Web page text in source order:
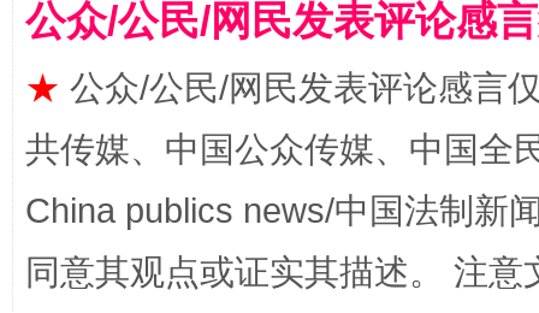
公众/公民/网民发表评论感
★ 公众/公民/网民发表评论感言
共传媒、中国公众传媒、中国全
China publics news/中国法制新
同意其观点或证实其描述。 注